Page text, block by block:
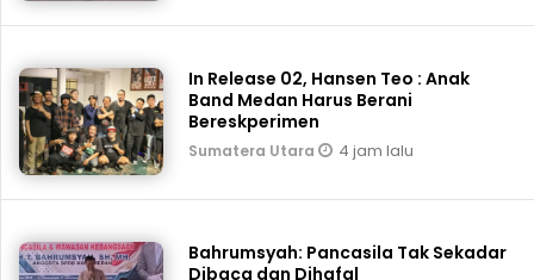
In Release 02, Hansen Teo : Anak
Band Medan Harus Berani
Bereskperimen
Sumatera Utara 4 jam lalu
Bahrumsyah: Pancasila Tak Sekadar
Dibaca dan Dihafal